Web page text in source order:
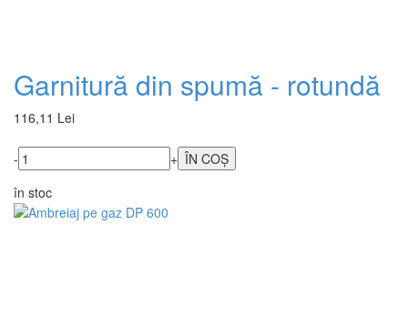
Garnitură din spumă - rotundă
116,11 Lei
-
+
în stoc